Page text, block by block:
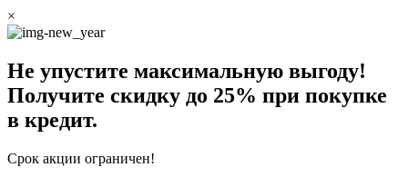
×
Не упустите максимальную выгоду!
Получите скидку до 25% при покупке
в кредит.
Срок акции ограничен!